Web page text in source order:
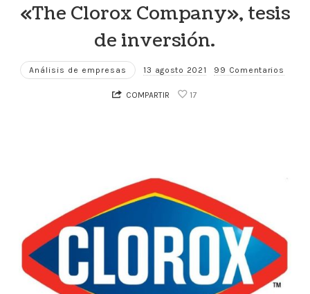
«The Clorox Company», tesis
de inversión.
Análisis de empresas 13 agosto 2021 99 Comentarios
COMPARTIR 17